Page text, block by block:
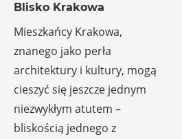
Blisko Krakowa
Mieszkańcy Krakowa,
znanego jako perła
architektury i kultury, mogą
cieszyć się jeszcze jednym
niezwykłym atutem –
bliskością jednego z